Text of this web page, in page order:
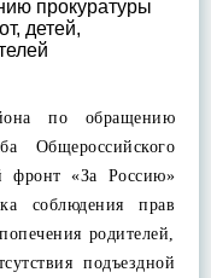
прокуратуры
детей,
по обращению
Общероссийского
фронт «За Россию»
соблюдения прав
родителей,
подъездной